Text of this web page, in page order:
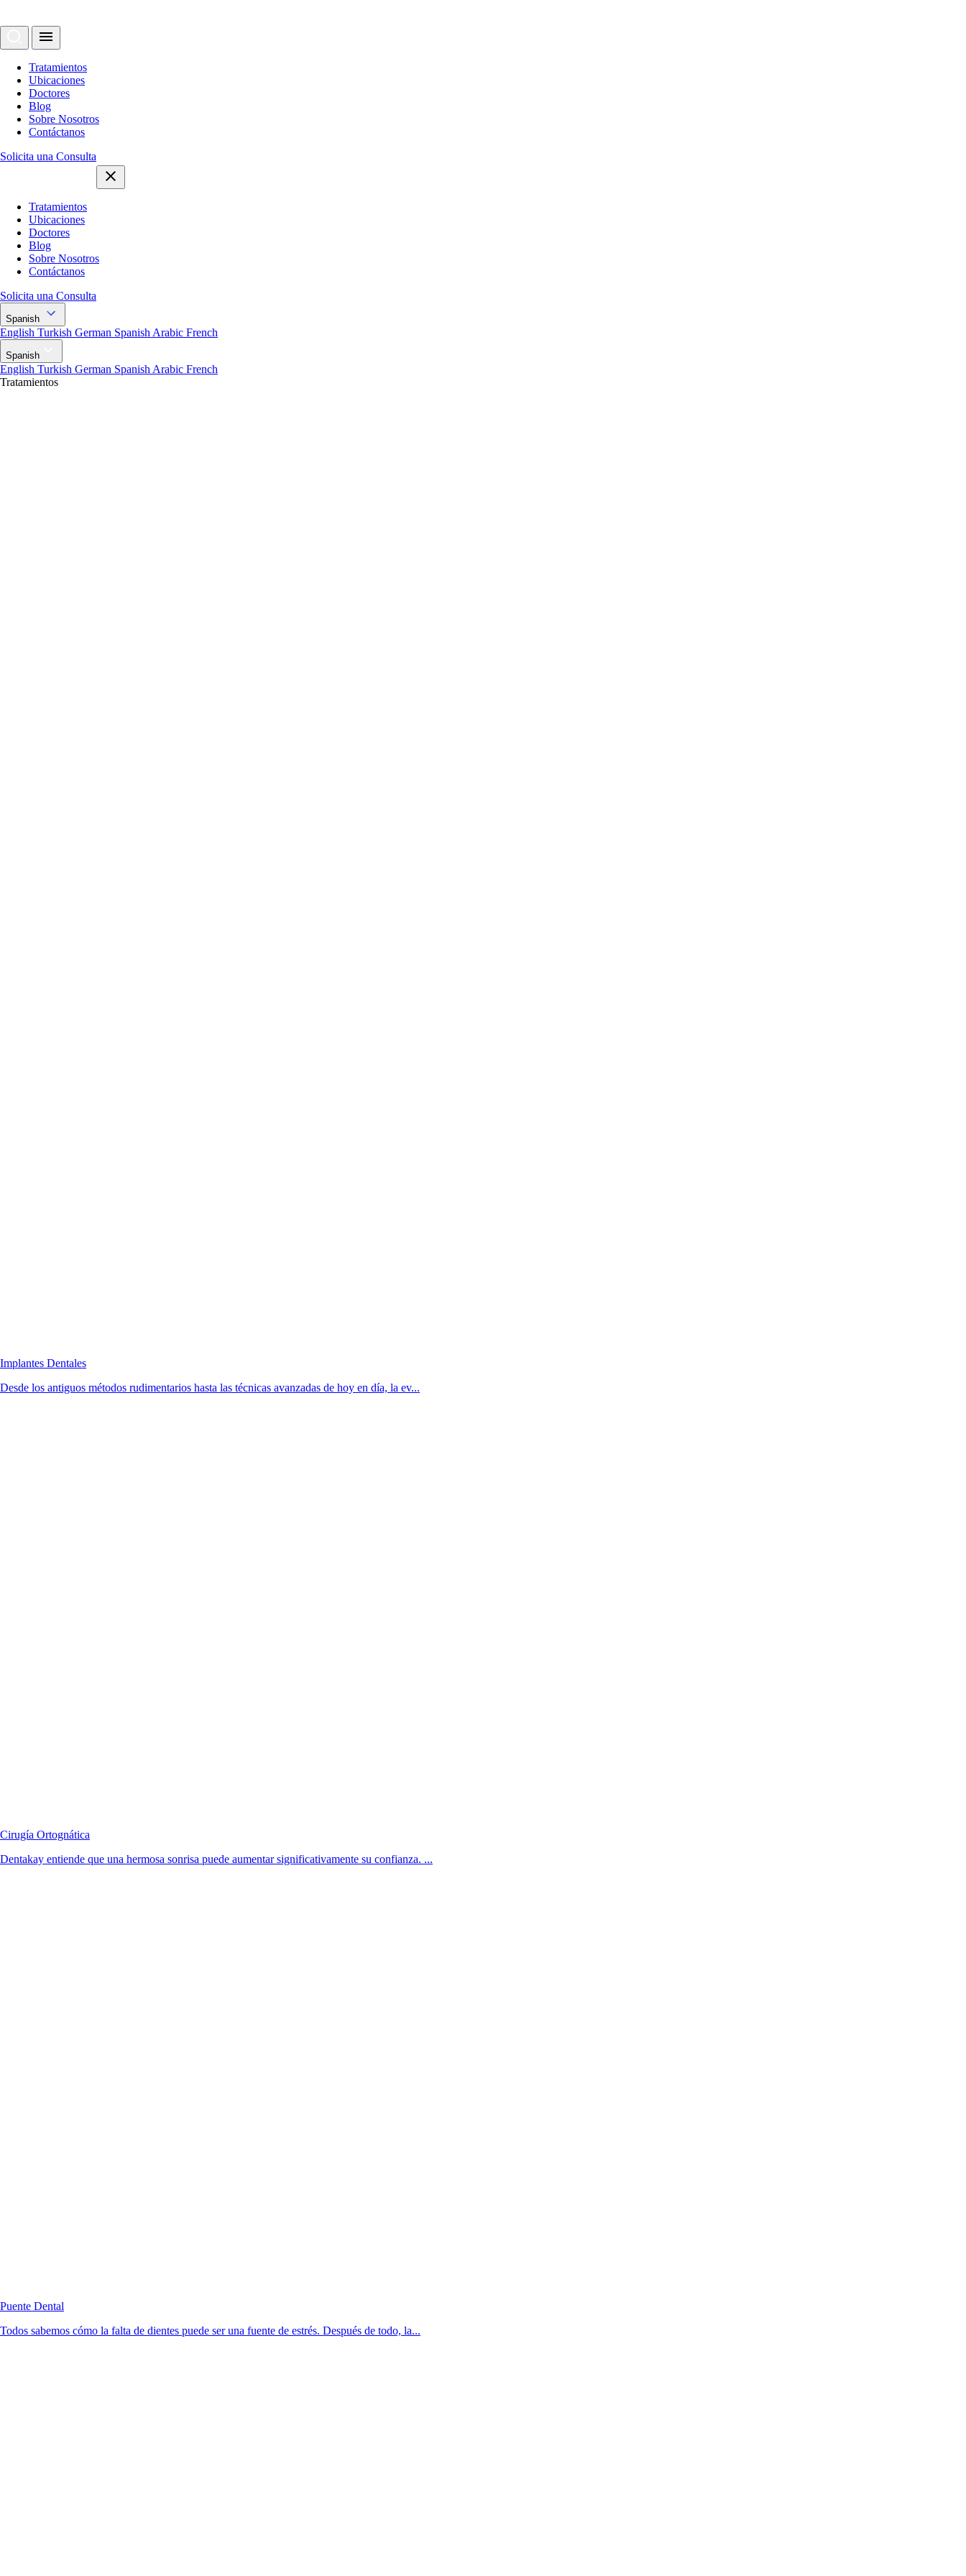
Tratamientos
Ubicaciones
Doctores
Blog
Sobre Nosotros
Contáctanos
Solicita una Consulta
Tratamientos
Ubicaciones
Doctores
Blog
Sobre Nosotros
Contáctanos
Solicita una Consulta
Spanish
English Turkish German Spanish Arabic French
Spanish
English Turkish German Spanish Arabic French
Tratamientos
Implantes Dentales
Desde los antiguos métodos rudimentarios hasta las técnicas avanzadas de hoy en día, la ev...
Cirugía Ortognática
Dentakay entiende que una hermosa sonrisa puede aumentar significativamente su confianza. ...
Puente Dental
Todos sabemos cómo la falta de dientes puede ser una fuente de estrés. Después de todo, la...